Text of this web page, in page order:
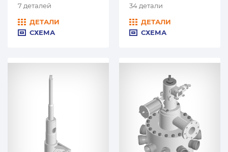
7 деталей
ДЕТАЛИ
СХЕМА
34 детали
ДЕТАЛИ
СХЕМА